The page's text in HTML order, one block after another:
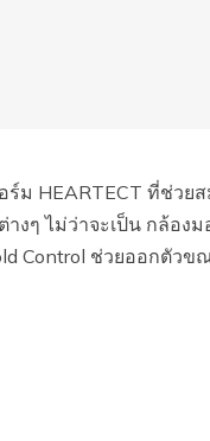
ม HEARTECT ที่ช่วย
งๆ ไม่ว่าจะเป็น กล้อ
Control ช่วยออกตัว